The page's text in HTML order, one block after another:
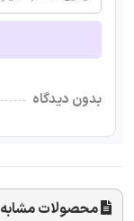
بدون دیدگاه
محصولات مشابه